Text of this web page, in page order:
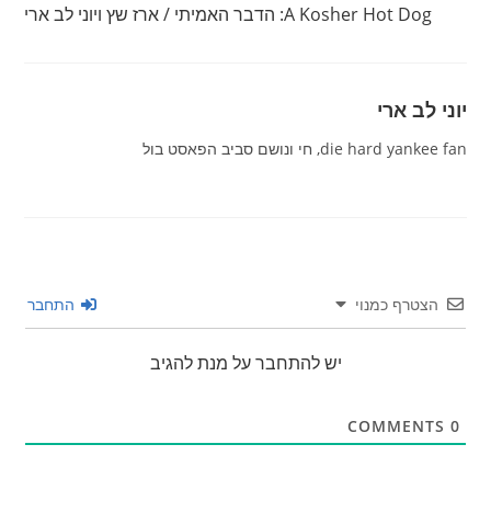
A Kosher Hot Dog: הדבר האמיתי / ארז שץ ויוני לב ארי
יוני לב ארי
die hard yankee fan, חי ונושם סביב הפאסט בול
הצטרף כמנוי התחבר
יש להתחבר על מנת להגיב
0